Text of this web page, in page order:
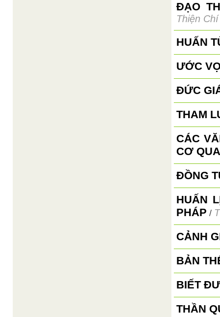
ĐẠO
Thiện Chí
HUẤN
ƯỚC
ĐỨC
THAM
CÁC
CƠ
ĐỒNG
HUẤN
PHÁP /
CẢNH
BẢN
BIẾT
THẦN